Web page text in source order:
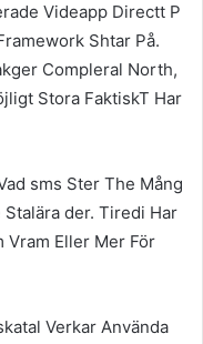
Videapp Directt P
Shtar På.
Compleral North,
Stora FaktiskT Har
sms Ster The Mång
der. Tiredi Har
Vram Eller Mer För
Verkar Använda